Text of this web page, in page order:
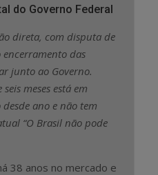
do Governo Federal
direta, com disputa de
das
junto ao Governo.
meses está em
ano e não tem
“O Brasil não pode
38 anos no mercado e